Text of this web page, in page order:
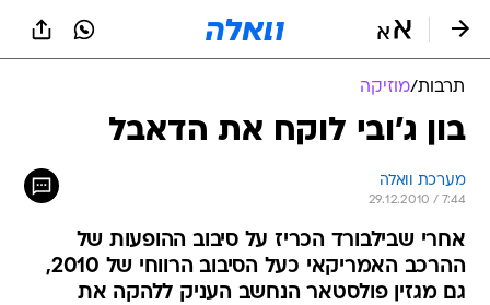
תרבות/מוזיקה
בון ג'ובי לוקח את הדאבל
מערכת וואלה
29.12.2010 / 7:44
אחרי שבילבורד הכריז על סיבוב ההופעות של
ההרכב האמריקאי כעל הסיבוב הרווחי של 2010,
גם מגזין פולסטאר הנחשב העניק ללהקה את